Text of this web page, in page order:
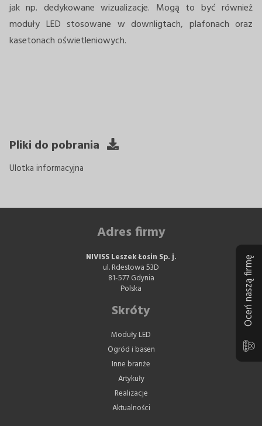
jak np. dedykowane wizualizacje. Mogą to być również
moduły LED stosowane w downligtach, plafonach oraz
kasetonach oświetleniowych.
Pliki do pobrania
Ulotka informacyjna
Oceń naszą firmę
Adres firmy
NIVISS Leszek Łosin Sp. j.
ul. Rdestowa 53D
81-577 Gdynia
Polska
Skróty
Moduły LED
Ogród i basen
Inne branże
Artykuły
Realizacje
Aktualności